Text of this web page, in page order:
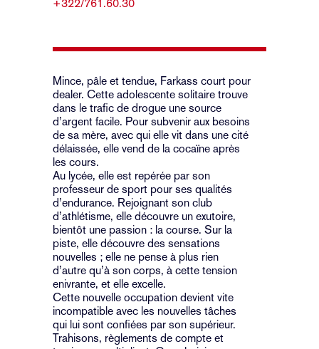
+322/761.60.30
Mince, pâle et tendue, Farkass court pour
dealer. Cette adolescente solitaire trouve
dans le trafic de drogue une source
d’argent facile. Pour subvenir aux besoins
de sa mère, avec qui elle vit dans une cité
délaissée, elle vend de la cocaïne après
les cours.
Au lycée, elle est repérée par son
professeur de sport pour ses qualités
d’endurance. Rejoignant son club
d’athlétisme, elle découvre un exutoire,
bientôt une passion : la course. Sur la
piste, elle découvre des sensations
nouvelles ; elle ne pense à plus rien
d’autre qu’à son corps, à cette tension
enivrante, et elle excelle.
Cette nouvelle occupation devient vite
incompatible avec les nouvelles tâches
qui lui sont confiées par son supérieur.
Trahisons, règlements de compte et